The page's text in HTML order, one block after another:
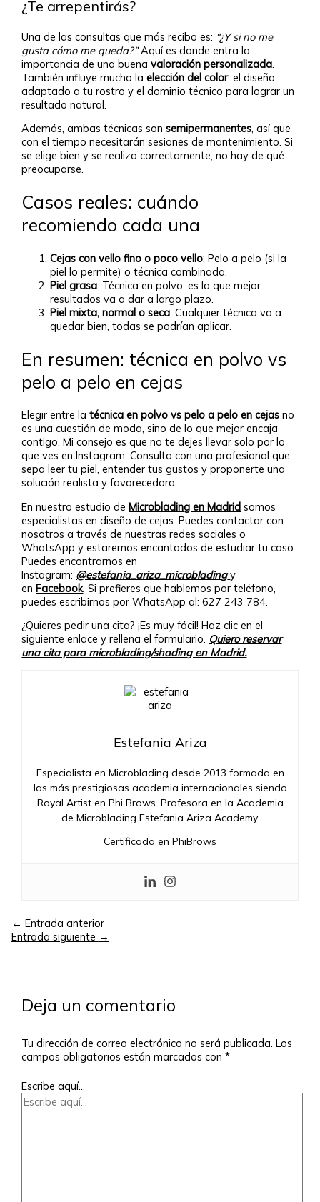
¿Te arrepentirás?
Una de las consultas que más recibo es: “¿Y si no me
gusta cómo me queda?”Aquí es donde entra la
importancia de una buenavaloración personalizada
También influye mucho laelección del color, el diseño
adaptado a tu rostro y el dominio técnico para lograr un
resultado natural.
Además, ambas técnicas sonsemipermanentes, así que
con el tiempo necesitarán sesiones de mantenimiento. Si
se elige bien y se realiza correctamente, no hay de qué
preocuparse.
Casos reales: cuándo
recomiendo cada una
Cejas con vello fino o poco vello: Pelo a pelo (si la
piel lo permite) o técnica combinada.
Piel grasa: Técnica en polvo, es la que mejor
resultados va a dar a largo plazo.
Piel mixta, normal o seca: Cualquier técnica va a
quedar bien, todas se podrían aplicar.
En resumen: técnica en polvo vs
pelo a pelo en cejas
Elegir entre latécnica en polvo vs pelo a pelo en cejas no
es una cuestión de moda, sino de lo que mejor encaja
contigo. Mi consejo es que no te dejes llevar solo por lo
que ves en Instagram. Consulta con una profesional que
sepa leer tu piel, entender tus gustos y proponerte una
solución realista y favorecedora.
En nuestro estudio deMicroblading en Madrid somos
especialistas en diseño de cejas. Puedes contactar con
nosotros a través de nuestras redes sociales o
WhatsApp y estaremos encantados de estudiar tu caso.
Puedes encontrarnos en
Instagram: @estefania_ariza_microblading y
enFacebook. Si prefieres que hablemos por teléfono,
puedes escribirnos por WhatsApp al: 627 243 784.
¿Quieres pedir una cita? ¡Es muy fácil! Haz clic en el
siguiente enlace y rellena el formulario. Quiero reservar
una cita para microblading/shading en Madrid.
Estefania Ariza
Especialista en Microblading desde 2013 formada en
las más prestigiosas academia internacionales siendo
Royal Artist en Phi Brows. Profesora en la Academia
de Microblading Estefania Ariza Academy.
Certificada en PhiBrows
← Entrada anterior
Entrada siguiente →
Deja un comentario
Tu dirección de correo electrónico no será publicada. Los
campos obligatorios están marcados con*
Escribe aquí...